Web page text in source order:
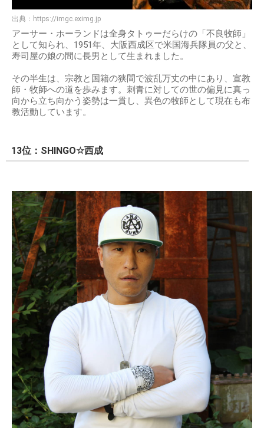
出典： https://imgc.eximg.jp
アーサー・ホーランドは全身タトゥーだらけの「不良牧師」
として知られ、1951年、大阪西成区で米国海兵隊員の父と、
寿司屋の娘の間に長男として生まれました。
その半生は、宗教と国籍の狭間で波乱万丈の中にあり、宣教
師・牧師への道を歩みます。刺青に対しての世の偏見に真っ
向から立ち向かう姿勢は一貫し、異色の牧師として現在も布
教活動しています。
13位：SHINGO☆西成